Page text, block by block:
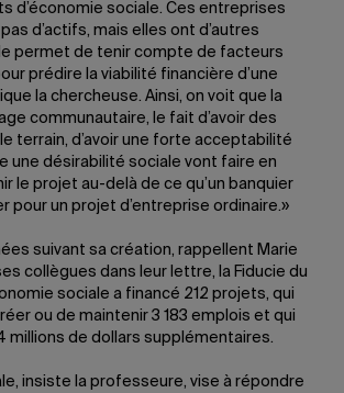
d’économie sociale. Ces entreprises
d’actifs, mais elles ont d’autres
permet de tenir compte de facteurs
prédire la viabilité financière d’une
la chercheuse. Ainsi, on voit que la
communautaire, le fait d’avoir des
terrain, d’avoir une forte acceptabilité
une désirabilité sociale vont faire en
le projet au-delà de ce qu’un banquier
pour un projet d’entreprise ordinaire.»
suivant sa création, rappellent Marie
collègues dans leur lettre, la Fiducie du
sociale a financé 212 projets, qui
ou de maintenir 3 183 emplois et qui
millions de dollars supplémentaires.
insiste la professeure, vise à répondre